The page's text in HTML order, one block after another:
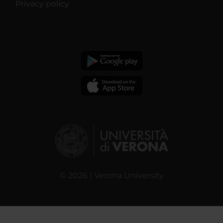
Privacy policy
© 2026 | Verona University